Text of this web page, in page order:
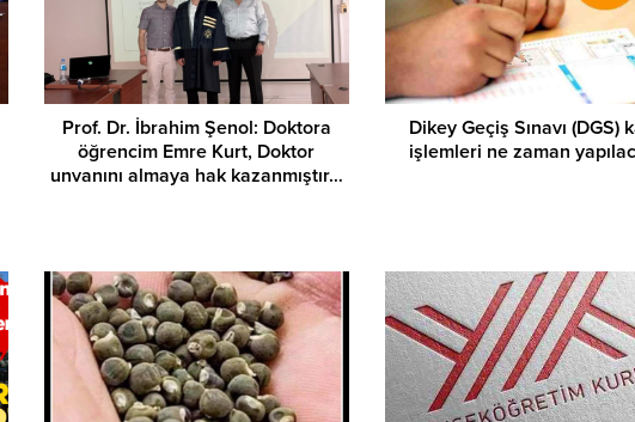
Prof. Dr. İbrahim Şenol: Doktora
öğrencim Emre Kurt, Doktor
unvanını almaya hak kazanmıştır…
Dikey Geçiş Sınavı (DGS)
işlemleri ne zaman